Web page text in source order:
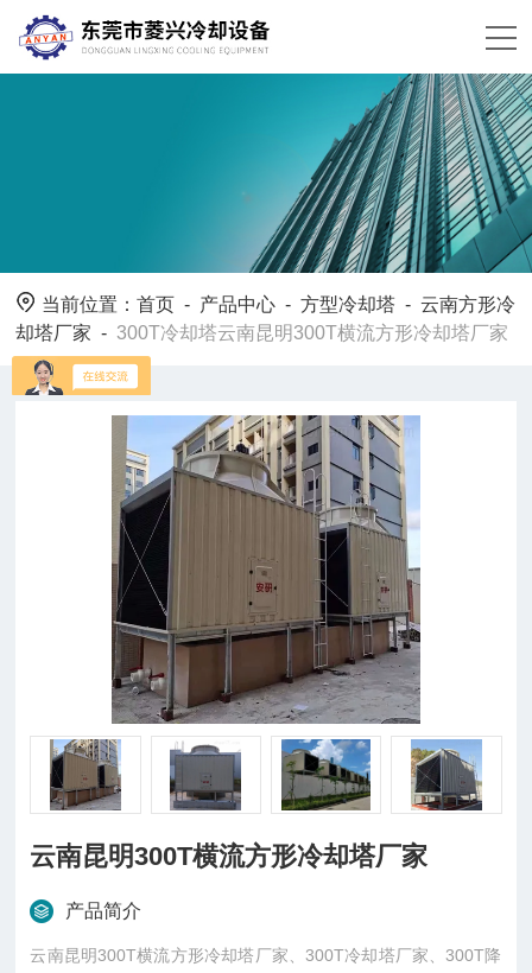
当前位置：首页 - 产品中心 -方型冷却塔 -云南方形冷
却塔厂家 -300T冷却塔云南昆明300T横流方形冷却塔厂家
云南昆明300T横流方形冷却塔厂家
产品简介
云南昆明300T横流方形冷却塔厂家、300T冷却塔厂家、300T降